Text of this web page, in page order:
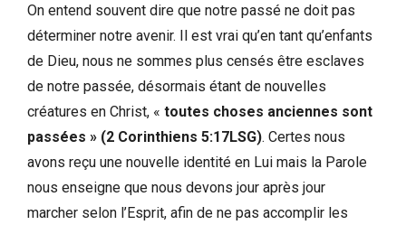
On entend souvent dire que notre passé ne doit pas
déterminer notre avenir. Il est vrai qu’en tant qu’enfants
de Dieu, nous ne sommes plus censés être esclaves
de notre passée, désormais étant de nouvelles
créatures en Christ, « toutes choses anciennes sont
passées » (2 Corinthiens 5:17LSG). Certes nous
avons reçu une nouvelle identité en Lui mais la Parole
nous enseigne que nous devons jour après jour
marcher selon l’Esprit, afin de ne pas accomplir les